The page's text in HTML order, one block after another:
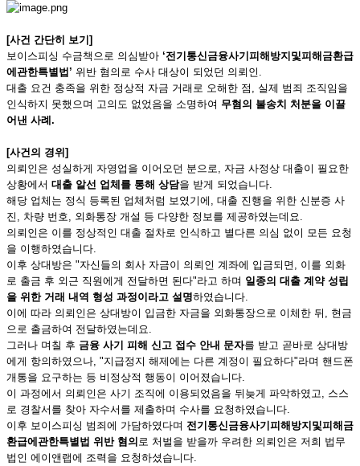
[사건 간단히 보기]
보이스피싱 수금책으로 의심받아 ‘전기통신금융사기피해방지및피해금환급
에관한특별법’ 위반 혐의로 수사 대상이 되었던 의뢰인.
대출 요건 충족을 위한 정상적 자금 거래로 오해한 점, 실제 범죄 조직임을
인식하지 못했으며 고의도 없었음을 소명하여 무혐의 불송치 처분을 이끌
어낸 사례.
[사건의 경위]
의뢰인은 성실하게 자영업을 이어오던 분으로, 자금 사정상 대출이 필요한
상황에서 대출 알선 업체를 통해 상담을 받게 되었습니다.
해당 업체는 정식 등록된 업체처럼 보였기에, 대출 진행을 위한 신분증 사
진, 차량 번호, 외화통장 개설 등 다양한 정보를 제공하였는데요.
의뢰인은 이를 정상적인 대출 절차로 인식하고 별다른 의심 없이 모든 요청
을 이행하였습니다.
이후 상대방은 "자신들의 회사 자금이 의뢰인 계좌에 입금되면, 이를 외화
로 출금 후 외근 직원에게 전달하면 된다"라고 하며 일종의 대출 계약 성립
을 위한 거래 내역 형성 과정이라고 설명하였습니다.
이에 따라 의뢰인은 상대방이 입금한 자금을 외화통장으로 이체한 뒤, 현금
으로 출금하여 전달하였는데요.
그러나 며칠 후 금융 사기 피해 신고 접수 안내 문자를 받고 곧바로 상대방
에게 항의하였으나, "지급정지 해제에는 다른 계정이 필요하다"라며 핸드폰
개통을 요구하는 등 비정상적 행동이 이어졌습니다.
이 과정에서 의뢰인은 사기 조직에 이용되었음을 뒤늦게 파악하였고, 스스
로 경찰서를 찾아 자수서를 제출하며 수사를 요청하였습니다.
이후 보이스피싱 범죄에 가담하였다며 전기통신금융사기피해방지및피해금
환급에관한특별법 위반 혐의 로 처벌을 받을까 우려한 의뢰인은 저희 법무
법인 에이앤랩에 조력을 요청하셨습니다.